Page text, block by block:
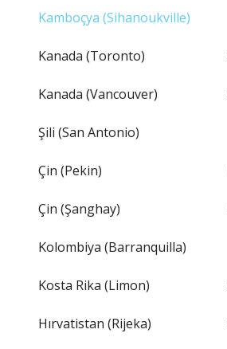
Kamboçya (Sihanoukville)
Kanada (Toronto)
Kanada (Vancouver)
Şili (San Antonio)
Çin (Pekin)
Çin (Şanghay)
Kolombiya (Barranquilla)
Kosta Rika (Limon)
Hırvatistan (Rijeka)